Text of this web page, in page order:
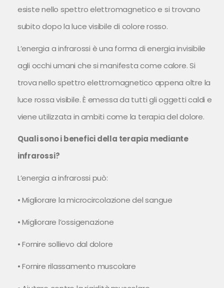
esiste nello spettro elettromagnetico e si trovano
subito dopo la luce visibile di colore rosso.
L’energia a infrarossi è una forma di energia invisibile
agli occhi umani che si manifesta come calore. Si
trova nello spettro elettromagnetico appena oltre la
luce rossa visibile. È emessa da tutti gli oggetti caldi e
viene utilizzata in ambiti come la terapia del dolore.
Quali sono i benefici della terapia mediante
infrarossi?
L’energia a infrarossi può:
• Migliorare la microcircolazione del sangue
• Migliorare l’ossigenazione
• Fornire sollievo dal dolore
• Fornire rilassamento muscolare